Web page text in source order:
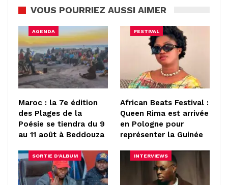
VOUS POURRIEZ AUSSI AIMER
AGENDA
Maroc : la 7e édition
des Plages de la
Poésie se tiendra du 9
au 11 août à Beddouza
FESTIVAL
African Beats Festival :
Queen Rima est arrivée
en Pologne pour
représenter la Guinée
SORTIE D'ALBUM INTERVIEWS